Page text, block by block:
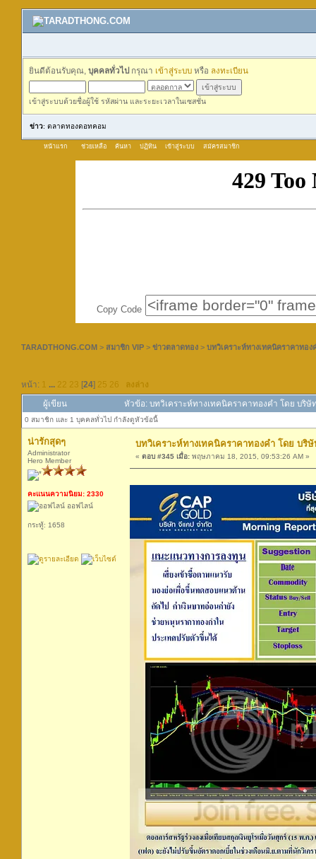
ยินดีต้อนรับคุณ, บุคคลทั่วไป กรุณา เข้าสู่ระบบ หรือ ลงทะเบียน
เข้าสู่ระบบด้วยชื่อผู้ใช้ รหัสผ่าน และระยะเวลาในเซสชั่น
ข่าว: ตลาดทองดอทคอม
หน้าแรก ช่วยเหลือ ค้นหา ปฏิทิน เข้าสู่ระบบ สมัครสมาชิก
Copy Code
TARADTHONG.COM > สมาชิก VIP > ข่าวตลาดทอง > บทวิเคราะห์ทางเทคนิคราคาทอ
หน้า: 1 ... 22 23 [24] 25 26 ลงล่าง
ผู้เขียน หัวข้อ: บทวิเคราะห์ทางเทคนิคราคาทองคำ โดย บริ
0 สมาชิก และ 1 บุคคลทั่วไป กำลังดูหัวข้อนี้
น่ารักสุดๆ
Administrator
Hero Member
คะแนนความนิยม: 2330
ออฟไลน์
กระทู้: 1658
บทวิเคราะห์ทางเทคนิคราคาทองคำ โดย บริษั
« ตอบ #345 เมื่อ: พฤษภาคม 18, 2015, 09:53:26 AM »